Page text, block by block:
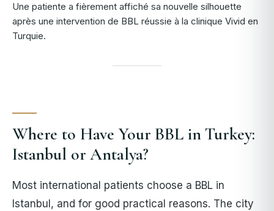
Une patiente a fièrement affiché sa nouvelle silhouette
après une intervention de BBL réussie à la clinique Vivid en
Turquie.
Where to Have Your BBL in Turkey:
Istanbul or Antalya?
Most international patients choose a BBL in
Istanbul, and for good practical reasons. The city